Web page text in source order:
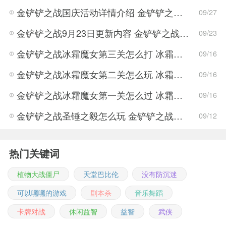
金铲铲之战国庆活动详情介绍 金铲铲之战国庆活动玩法攻略 09/27
金铲铲之战9月23日更新内容 金铲铲之战新版本属性调整 09/23
金铲铲之战冰霜魔女第三关怎么打 冰霜魔女第三关打法攻略 09/16
金铲铲之战冰霜魔女第二关怎么玩 冰霜魔女第二关玩法思路 09/16
金铲铲之战冰霜魔女第一关怎么过 冰霜魔女第一关通关攻略 09/16
金铲铲之战圣锤之毅怎么玩 金铲铲之战圣锤之毅玩法攻略 09/12
热门关键词
植物大战僵尸 天堂巴比伦
没有防沉迷
可以嘿嘿的游戏
剧本杀
音乐舞蹈
卡牌对战
休闲益智 益智 武侠